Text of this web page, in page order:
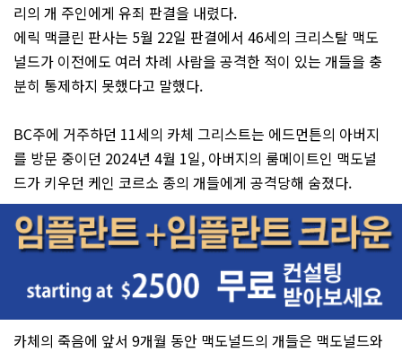
리의 개 주인에게 유죄 판결을 내렸다.
에릭 맥클린 판사는 5월 22일 판결에서 46세의 크리스탈 맥도
널드가 이전에도 여러 차례 사람을 공격한 적이 있는 개들을 충
분히 통제하지 못했다고 말했다.
BC주에 거주하던 11세의 카체 그리스트는 에드먼튼의 아버지
를 방문 중이던 2024년 4월 1일, 아버지의 룸메이트인 맥도널
드가 키우던 케인 코르소 종의 개들에게 공격당해 숨졌다.
카체의 죽음에 앞서 9개월 동안 맥도널드의 개들은 맥도널드와